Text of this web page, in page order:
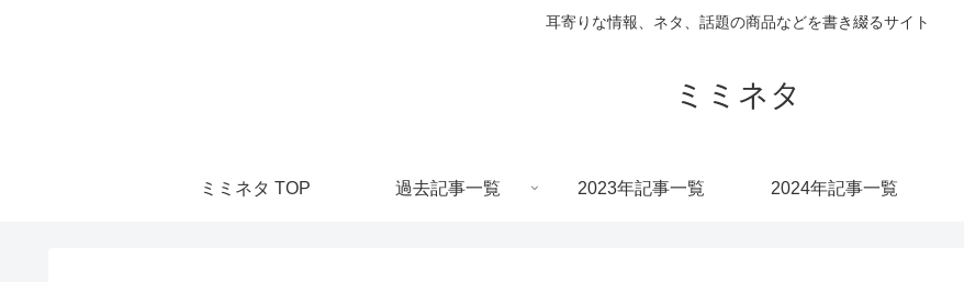
耳寄りな情報、ネタ、話題の商品などを書き綴るサイト
ミミネタ
ミミネタ TOP 過去記事一覧 2023年記事一覧 2024年記事一覧